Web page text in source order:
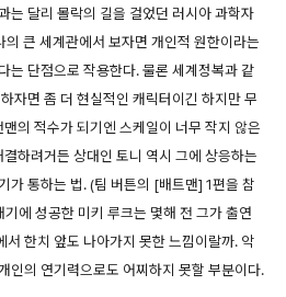
는 달리 몰락의 길을 걸었던 러시아 과학자
큰 세계관에서 보자면 개인적 원한이라는
는 단점으로 작용한다. 물론 세계정복과 같
자면 좀 더 현실적인 캐릭터이긴 하지만 무
의 적수가 되기엔 스케일이 너무 작지 않은
하려거든 상대인 토니 역시 그에 상응하는
가 통하는 법. (팀 버튼의 [배트맨] 1편을 참
에 성공한 미키 루크는 몇해 전 그가 출연
한치 앞도 나아가지 못한 느낌이랄까. 악
인의 연기력으로도 어찌하지 못할 부분이다.